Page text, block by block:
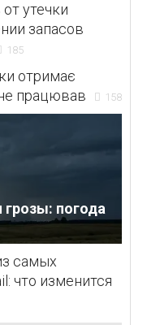
утечки
запасов
185
отримає
працював
158
погода
самых
что изменится